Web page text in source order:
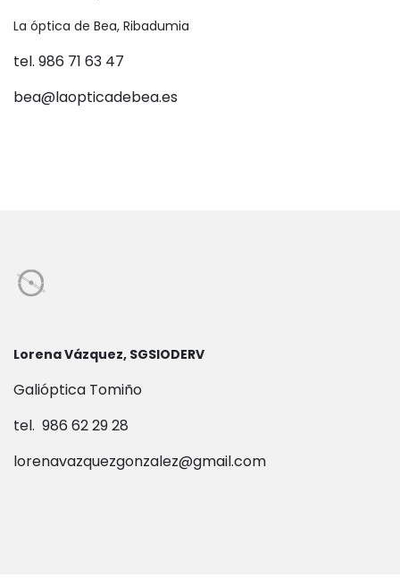
La óptica de Bea, Ribadumia
tel. 986 71 63 47
bea@laopticadebea.es
Lorena Vázquez, SGSIODERV
Galióptica Tomiño
tel. 986 62 29 28
lorenavazquezgonzalez@gmail.com